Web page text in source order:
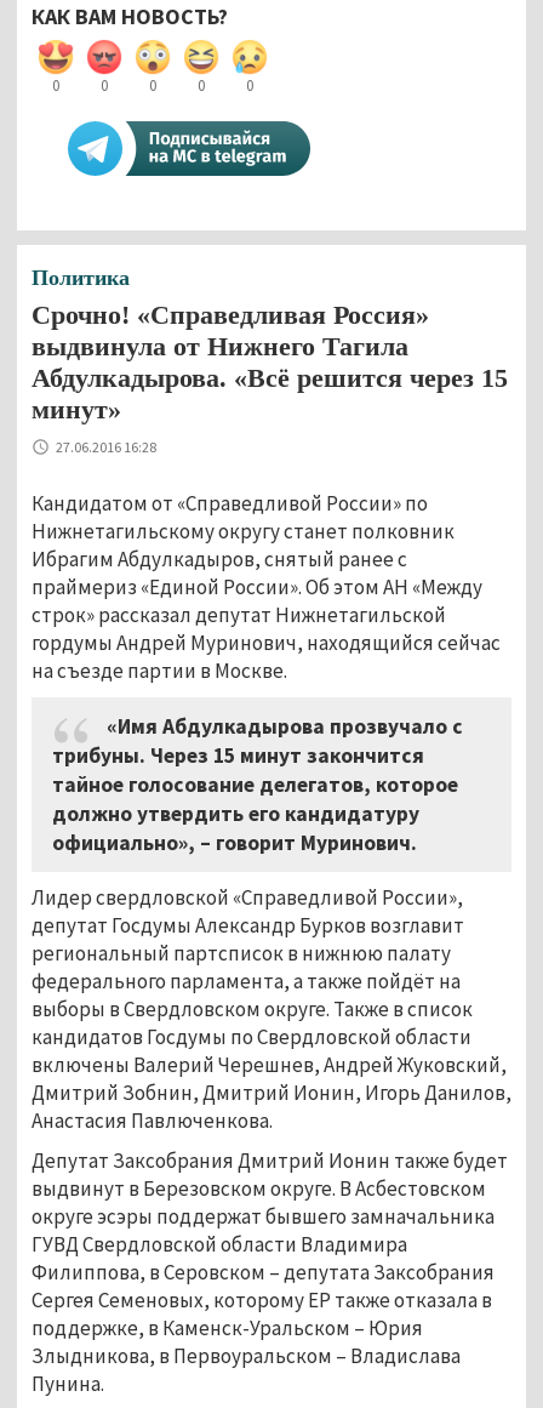
КАК ВАМ НОВОСТЬ?
0 0 0 0 0
Политика
Срочно! «Справедливая Россия»
выдвинула от Нижнего Тагила
Абдулкадырова. «Всё решится через 15
минут»
27.06.2016 16:28
Кандидатом от «Справедливой России» по
Нижнетагильскому округу станет полковник
Ибрагим Абдулкадыров, снятый ранее с
праймериз «Единой России». Об этом АН «Между
строк» рассказал депутат Нижнетагильской
гордумы Андрей Муринович, находящийся сейчас
на съезде партии в Москве.
«Имя Абдулкадырова прозвучало с
трибуны. Через 15 минут закончится
тайное голосование делегатов, которое
должно утвердить его кандидатуру
официально», – говорит Муринович.
Лидер свердловской «Справедливой России»,
депутат Госдумы Александр Бурков возглавит
региональный партсписок в нижнюю палату
федерального парламента, а также пойдёт на
выборы в Свердловском округе. Также в список
кандидатов Госдумы по Свердловской области
включены Валерий Черешнев, Андрей Жуковский,
Дмитрий Зобнин, Дмитрий Ионин, Игорь Данилов,
Анастасия Павлюченкова.
Депутат Заксобрания Дмитрий Ионин также будет
выдвинут в Березовском округе. В Асбестовском
округе эсэры поддержат бывшего замначальника
ГУВД Свердловской области Владимира
Филиппова, в Серовском – депутата Заксобрания
Сергея Семеновых, которому ЕР также отказала в
поддержке, в Каменск-Уральском – Юрия
Злыдникова, в Первоуральском – Владислава
Пунина.